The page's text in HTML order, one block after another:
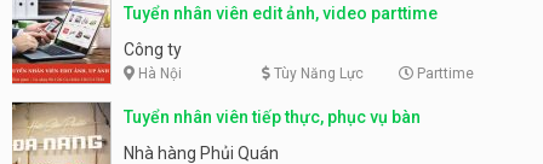
Tuyển nhân viên edit ảnh, video parttime
Công ty
Hà Nội Tùy Năng Lực Parttime
Tuyển nhân viên tiếp thực, phục vụ bàn
Nhà hàng Phủi Quán